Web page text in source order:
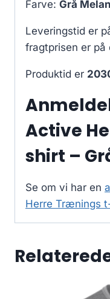
Farve: Grå
Leveringstid er
fragtprisen er på
Produktid er
Active
shirt –
Se om vi har en
Herre Trænings